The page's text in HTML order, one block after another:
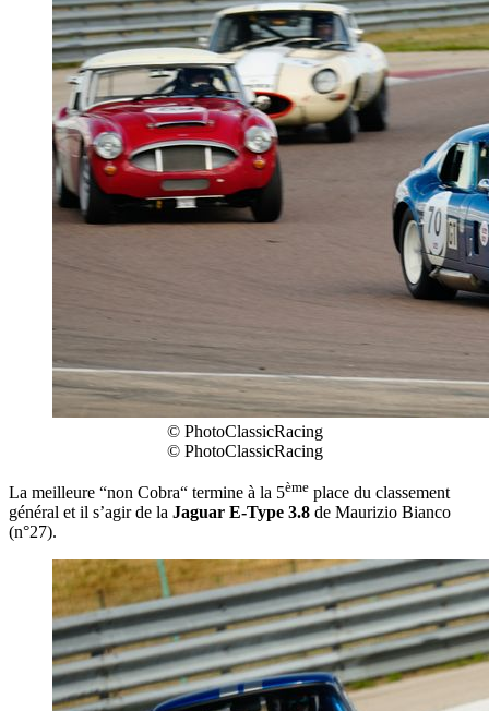
© PhotoClassicRacing
© PhotoClassicRacing
La meilleure “non Cobra“ termine à la 5ème place du classement
général et il s’agir de la Jaguar E-Type 3.8 de Maurizio Bianco
(n°27).